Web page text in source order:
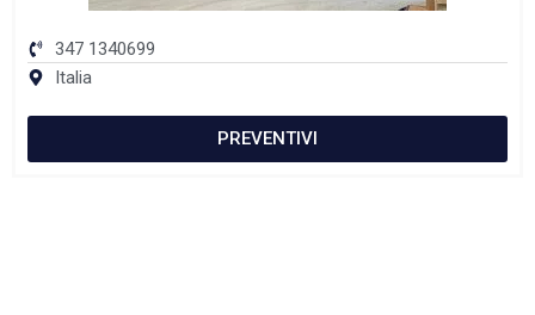
347 1340699
Italia
PREVENTIVI